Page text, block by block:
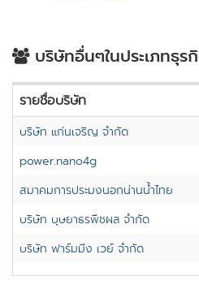
บริษัทอื่นๆในประเภทธุร
รายชื่อบริษัท
บริษัท แก่นเจริญ จำกัด
power.nano4g
สมาคมการประมงนอกน่านน้ำไทย
บริษัท บุษยาธรพืชผล จำกัด
บริษัท ฟาร์มมิ่ง เวย์ จำกัด